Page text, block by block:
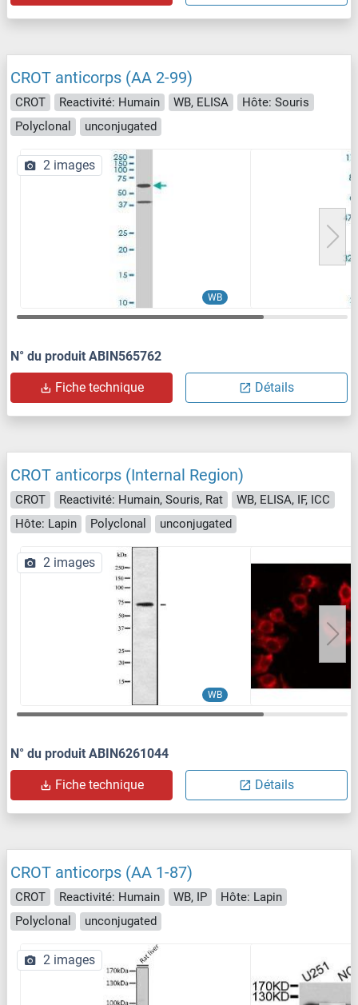
CROT anticorps (AA 2-99)
CROT Reactivité: Humain WB, ELISA
Hôte: Souris
Polyclonal
unconjugated
WB
2 images
N° du produit ABIN565762
Fiche technique Détails
CROT anticorps (Internal Region)
CROT Reactivité: Humain, Souris, Rat
WB, ELISA, IF, ICC
Hôte: Lapin
Polyclonal unconjugated
WB
2 images
N° du produit ABIN6261044
Fiche technique Détails
CROT anticorps (AA 1-87)
CROT Reactivité: Humain WB, IP
Hôte: Lapin
Polyclonal
unconjugated
2 images